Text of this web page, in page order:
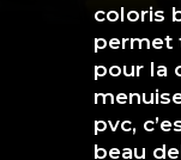
coloris
permet
pour la
pvc,
beau